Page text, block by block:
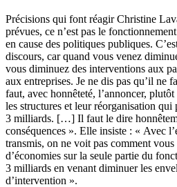
Précisions qui font réagir Christine
prévues, ce n’est pas le
en cause des politiques publiques.
discours, car quand vous venez
vous diminuez des interventions aux
aux entreprises. Je ne dis pas qu’il ne
faut, avec honnêteté, l’annoncer,
les structures et leur réorganisation qui
3 milliards. […] Il faut le dire
conséquences ». Elle insiste : « Avec
transmis, on ne voit pas comment
d’économies sur la seule partie du
3 milliards en venant diminuer les
d’intervention ».